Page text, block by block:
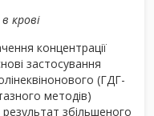
крові
концентрації
застосування
(ГДГ-
методів)
збільшеного